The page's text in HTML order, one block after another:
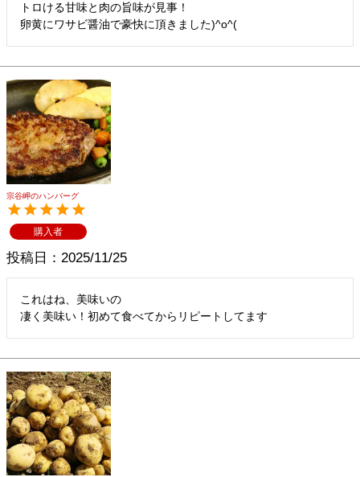
トロける甘味と肉の旨味が見事！
卵黄にワサビ醤油で豪快に頂きました)^o^(
宗谷岬のハンバーグ
購入者
投稿日 2025/11/25
これはね、美味いの
凄く美味い！初めて食べてからリピートしてます